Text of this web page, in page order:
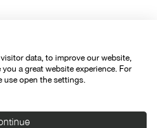
data, to improve our website,
a great website experience. For
use open the settings.